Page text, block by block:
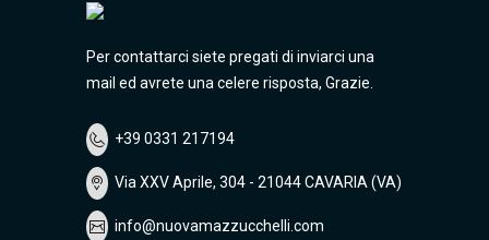
Per contattarci siete pregati di inviarci una
mail ed avrete una celere risposta, Grazie.
+39 0331 217194
Via XXV Aprile, 304 - 21044 CAVARIA (VA)
info@nuovamazzucchelli.com